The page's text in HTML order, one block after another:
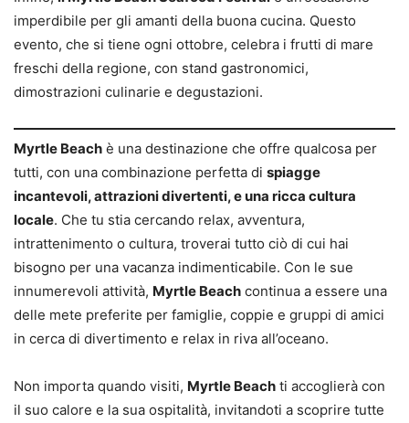
imperdibile per gli amanti della buona cucina. Questo
evento, che si tiene ogni ottobre, celebra i frutti di mare
freschi della regione, con stand gastronomici,
dimostrazioni culinarie e degustazioni.
Myrtle Beach è una destinazione che offre qualcosa per
tutti, con una combinazione perfetta di spiagge
incantevoli, attrazioni divertenti, e una ricca cultura
locale. Che tu stia cercando relax, avventura,
intrattenimento o cultura, troverai tutto ciò di cui hai
bisogno per una vacanza indimenticabile. Con le sue
innumerevoli attività, Myrtle Beach continua a essere una
delle mete preferite per famiglie, coppie e gruppi di amici
in cerca di divertimento e relax in riva all’oceano.
Non importa quando visiti, Myrtle Beach ti accoglierà con
il suo calore e la sua ospitalità, invitandoti a scoprire tutte